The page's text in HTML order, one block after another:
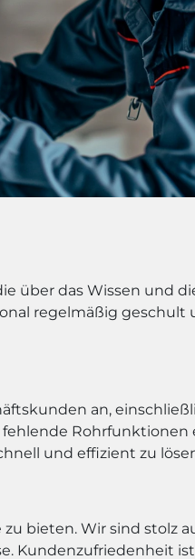
über das Wissen und
regelmäßig
an,
und effizient zu
bieten. Wir sind stolz
Kundenzufriedenheit